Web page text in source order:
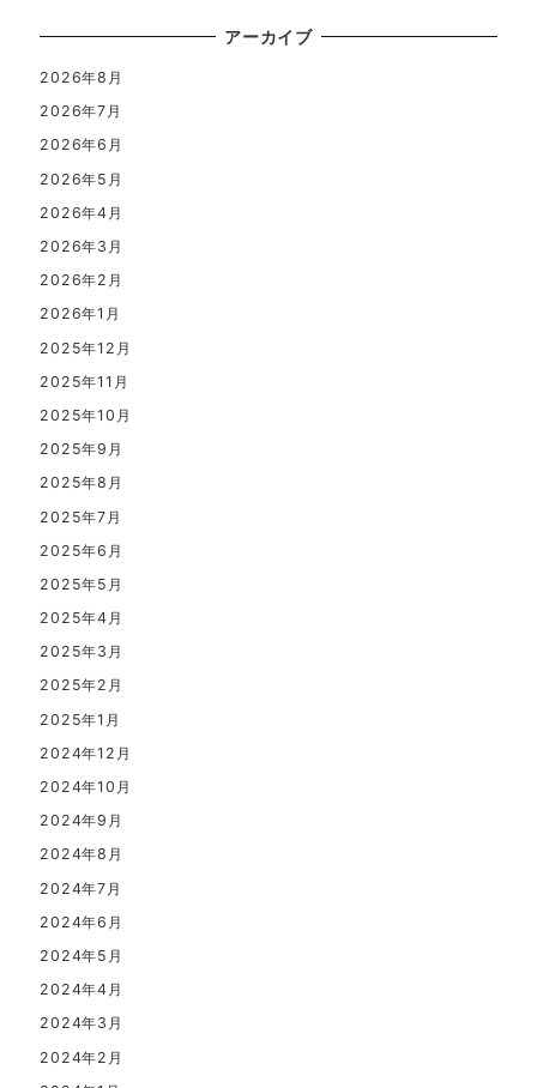
アーカイブ
2026年8月
2026年7月
2026年6月
2026年5月
2026年4月
2026年3月
2026年2月
2026年1月
2025年12月
2025年11月
2025年10月
2025年9月
2025年8月
2025年7月
2025年6月
2025年5月
2025年4月
2025年3月
2025年2月
2025年1月
2024年12月
2024年10月
2024年9月
2024年8月
2024年7月
2024年6月
2024年5月
2024年4月
2024年3月
2024年2月